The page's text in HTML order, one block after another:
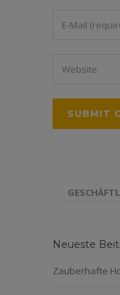
Neueste
Zauberhafte